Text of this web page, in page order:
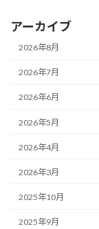
アーカイブ
2026年8月
2026年7月
2026年6月
2026年5月
2026年4月
2026年3月
2025年10月
2025年9月